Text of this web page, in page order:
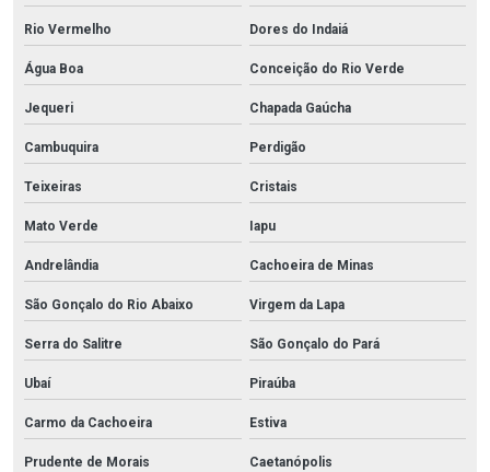
Rio Vermelho Dores do Indaiá
Água Boa Conceição do Rio Verde
Jequeri Chapada Gaúcha
Cambuquira Perdigão
Teixeiras Cristais
Mato Verde Iapu
Andrelândia Cachoeira de Minas
São Gonçalo do Rio Abaixo Virgem da Lapa
Serra do Salitre São Gonçalo do Pará
Ubaí Piraúba
Carmo da Cachoeira Estiva
Prudente de Morais Caetanópolis